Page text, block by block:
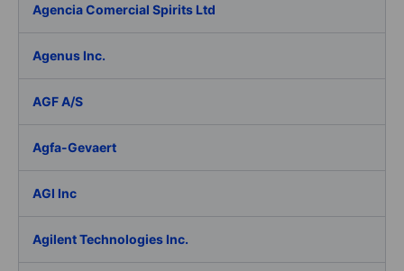
Agencia Comercial Spirits Ltd
Agenus Inc.
AGF A/S
Agfa-Gevaert
AGI Inc
Agilent Technologies Inc.